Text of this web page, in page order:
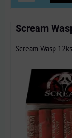
Scream
Scream Wasp